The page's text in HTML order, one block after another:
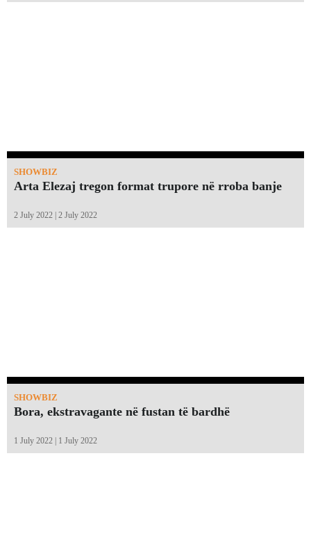
SHOWBIZ
Arta Elezaj tregon format trupore në rroba banje
2 July 2022 | 2 July 2022
SHOWBIZ
Bora, ekstravagante në fustan të bardhë
1 July 2022 | 1 July 2022